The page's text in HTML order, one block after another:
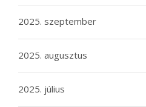
2025. szeptember
2025. augusztus
2025. július